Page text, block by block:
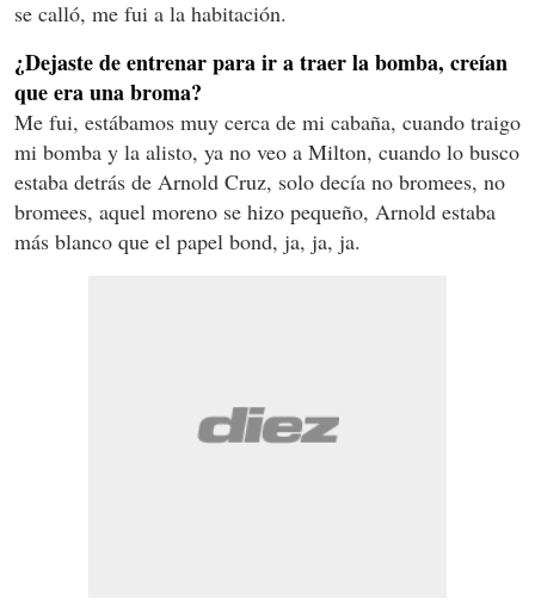
se calló, me fui a la habitación.
¿Dejaste de entrenar para ir a traer la bomba, creían
que era una broma?
Me fui, estábamos muy cerca de mi cabaña, cuando traigo
mi bomba y la alisto, ya no veo a Milton, cuando lo busco
estaba detrás de Arnold Cruz, solo decía no bromees, no
bromees, aquel moreno se hizo pequeño, Arnold estaba
más blanco que el papel bond, ja, ja, ja.